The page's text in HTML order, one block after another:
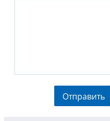
Отправить